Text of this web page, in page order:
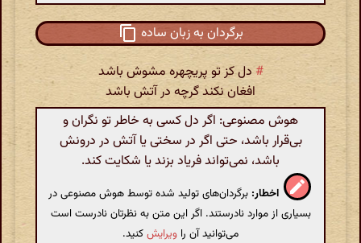
برگردان به زبان ساده
#دل کز تو پریچهره مشوش باشد
افغان نکند گرچه در آتش باشد
هوش مصنوعی: اگر دل کسی به خاطر تو نگران و
بی‌قرار باشد، حتی اگر در سختی یا آتش در درونش
باشد، نمی‌تواند فریاد بزند یا شکایت کند.
اخطار: برگردان‌های تولید شده توسط هوش مصنوعی در
بسیاری از موارد نادرستند. اگر این متن به نظرتان نادرست است
می‌توانید آن را ویرایشکنید.